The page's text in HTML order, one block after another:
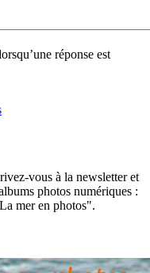
réponse est
vous à la newsletter et
photos numériques :
mer en photos".